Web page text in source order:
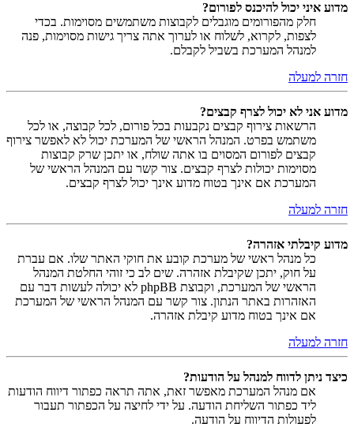
מדוע איני יכול להיכנס לפורום?
חלק מהפורומים מוגבלים לקבוצות משתמשים מסוימות. בכדי
לצפות, לקרוא, לשלוח או לערוך אתה צריך גישות מסוימות, פנה
למנהל המערכת בשביל לקבלם.
חזרה למעלה
מדוע אני לא יכול לצרף קבצים?
הרשאות צירוף קבצים נקבעות בכל פורום, לכל קבוצה, או לכל
משתמש בפרט. המנהל הראשי של המערכת יכול לא לאפשר צירוף
קבצים לפורום המסוים בו אתה שולח, או יתכן שרק קבוצות
מסוימות יכולות לצרף קבצים. צור קשר עם המנהל הראשי של
המערכת אם אינך בטוח מדוע אינך יכול לצרף קבצים.
חזרה למעלה
מדוע קיבלתי אזהרה?
כל מנהל ראשי של מערכת קובע את חוקי האתר שלו. אם עברת
על חוק, יתכן שקיבלת אזהרה. שים לב כי זוהי החלטת המנהל
הראשי של המערכת, וקבוצת phpBB לא יכולה לעשות דבר עם
האזהרות באתר הנתון. צור קשר עם המנהל הראשי של המערכת
אם אינך בטוח מדוע קיבלת אזהרה.
חזרה למעלה
כיצד ניתן לדווח למנהל על הודעות?
אם מנהל המערכת מאפשר זאת, אתה תראה כפתור דיווח הודעות
ליד כפתור השליחת הודעה. על ידי לחיצה על הכפתור תעבור
לפעולות הדיווח על הודעה.